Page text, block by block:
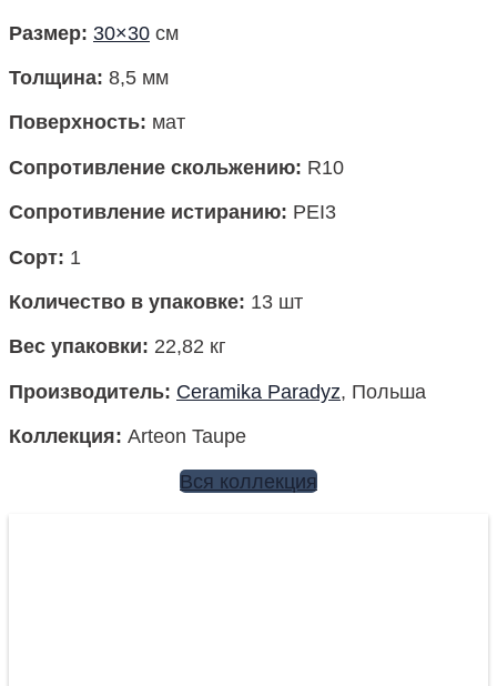
Размер: 30×30 см
Толщина: 8,5 мм
Поверхность: мат
Сопротивление скольжению: R10
Сопротивление истиранию: PEI3
Сорт: 1
Количество в упаковке: 13 шт
Вес упаковки: 22,82 кг
Производитель: Ceramika Paradyz, Польша
Коллекция: Arteon Taupe
Вся коллекция